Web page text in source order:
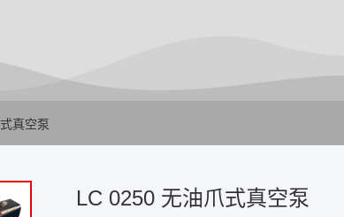
真空泵
LC 0250 无油爪式真空泵